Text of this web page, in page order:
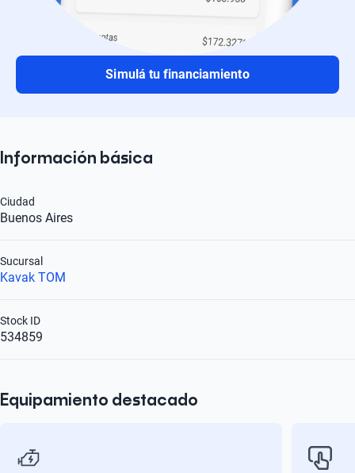
Simulá tu financiamiento
Información básica
Buenos Aires
Ciudad
Kavak TOM
Sucursal
534859
Stock ID
Equipamiento destacado